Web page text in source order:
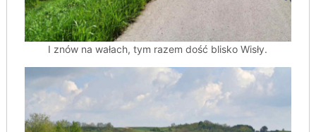
I znów na wałach, tym razem dość blisko Wisły.